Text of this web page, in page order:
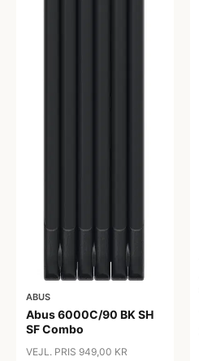
ABUS
Abus 6000C/90 BK SH
SF Combo
VEJL. PRIS 949,00 KR